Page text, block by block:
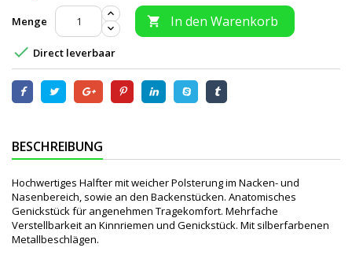
Menge  In den Warenkorb
 Direct leverbaar
BESCHREIBUNG
Hochwertiges Halfter mit weicher Polsterung im Nacken- und
Nasenbereich, sowie an den Backenstücken. Anatomisches
Genickstück für angenehmen Tragekomfort. Mehrfache
Verstellbarkeit an Kinnriemen und Genickstück. Mit silberfarbenen
Metallbeschlägen.